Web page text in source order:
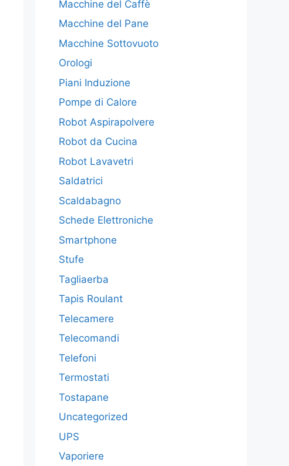
Macchine del Caffè
Macchine del Pane
Macchine Sottovuoto
Orologi
Piani Induzione
Pompe di Calore
Robot Aspirapolvere
Robot da Cucina
Robot Lavavetri
Saldatrici
Scaldabagno
Schede Elettroniche
Smartphone
Stufe
Tagliaerba
Tapis Roulant
Telecamere
Telecomandi
Telefoni
Termostati
Tostapane
Uncategorized
UPS
Vaporiere